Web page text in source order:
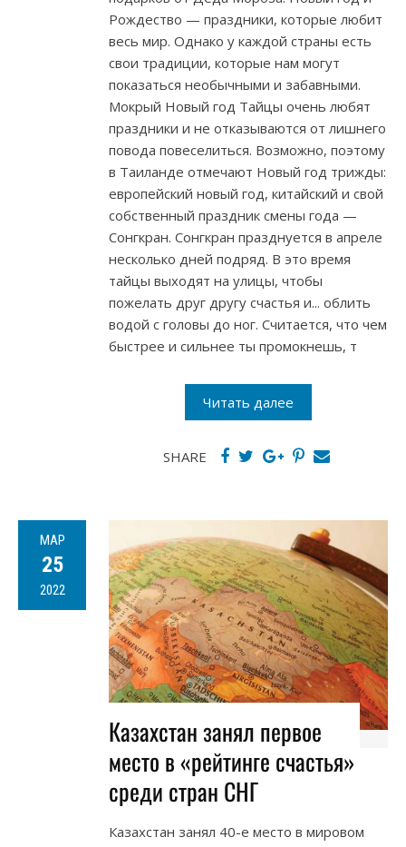
Рождество — праздники, которые любит
весь мир. Однако у каждой страны есть
свои традиции, которые нам могут
показаться необычными и забавными.
Мокрый Новый год Тайцы очень любят
праздники и не отказываются от лишнего
повода повеселиться. Возможно, поэтому
в Таиланде отмечают Новый год трижды:
европейский новый год, китайский и свой
собственный праздник смены года —
Сонгкран. Сонгкран празднуется в апреле
несколько дней подряд. В это время
тайцы выходят на улицы, чтобы
пожелать друг другу счастья и... облить
водой с головы до ног. Считается, что чем
быстрее и сильнее ты промокнешь, т
Читать далее
SHARE
МАР
25
2022
Казахстан занял первое
место в «рейтинге счастья»
среди стран СНГ
Казахстан занял 40-е место в мировом